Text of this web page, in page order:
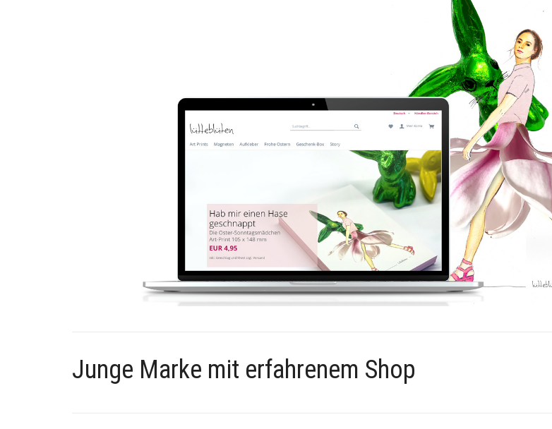
Junge Marke mit erfahrenem Shop